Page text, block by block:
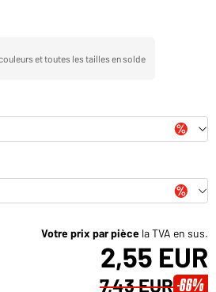
et toutes les tailles en solde
Votre prix par pièce la TVA en sus.
2,55 EUR
7,43 EUR -66%